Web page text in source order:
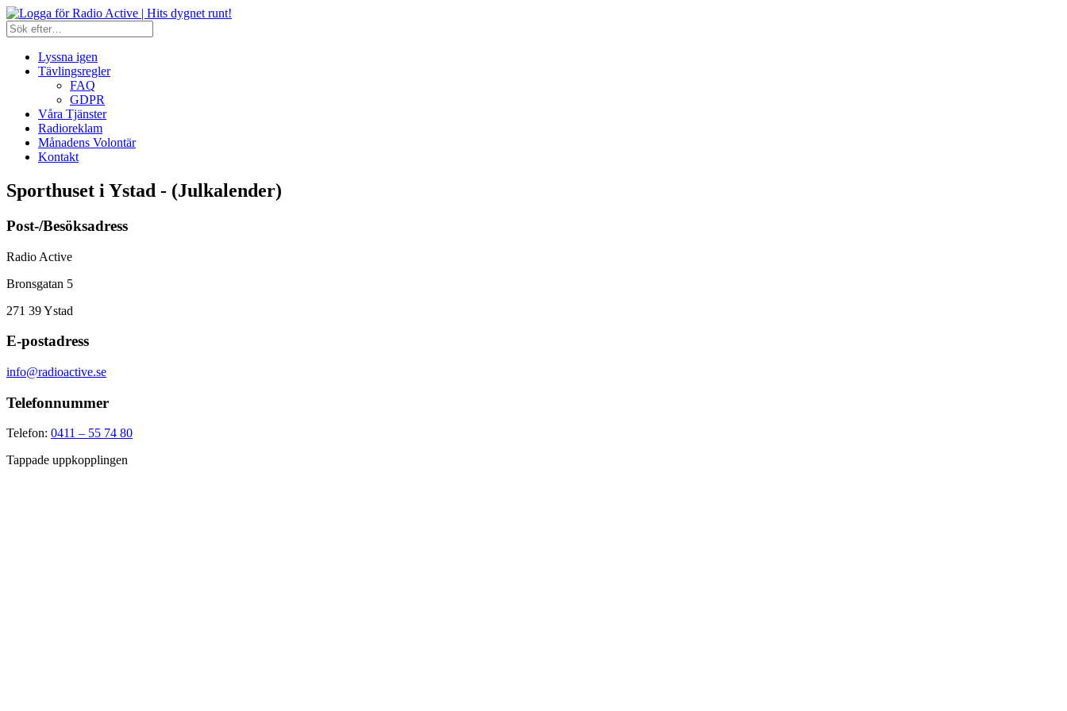
Lyssna igen
Tävlingsregler
FAQ
GDPR
Våra Tjänster
Radioreklam
Månadens Volontär
Kontakt
Sporthuset i Ystad - (Julkalender)
Post-/Besöksadress
Radio Active
Bronsgatan 5
271 39Ystad
E-postadress
info@radioactive.se
Telefonnummer
Telefon: 0411 – 55 74 80
Tappade uppkopplingen